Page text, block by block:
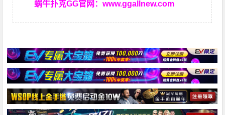
蜗牛扑克GG官网：www.ggallnew.com